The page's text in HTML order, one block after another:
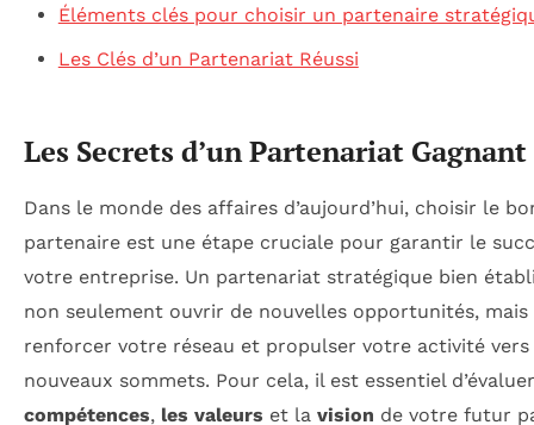
Éléments clés pour choisir un partenaire
Les Clés d’un Partenariat Réussi
Les Secrets d’un Partenariat Gagnant
Dans le monde des affaires d’aujourd’hui, choisir le
partenaire est une étape cruciale pour garantir le
votre entreprise. Un partenariat stratégique bien
non seulement ouvrir de nouvelles opportunités, mais
renforcer votre réseau et propulser votre activité vers
nouveaux sommets. Pour cela, il est essentiel
compétences, les valeurs et la vision de votre futur